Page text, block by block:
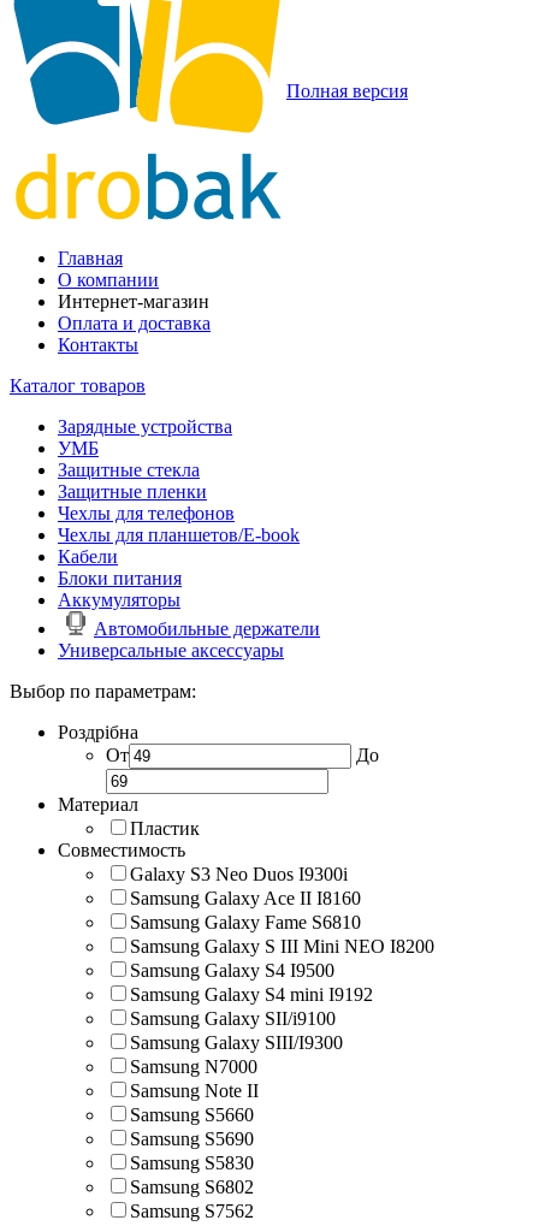
Полная версия
Главная
О компании
Интернет-магазин
Оплата и доставка
Контакты
Каталог товаров
Зарядные устройства
УМБ
Защитные стекла
Защитные пленки
Чехлы для телефонов
Чехлы для планшетов/E-book
Кабели
Блоки питания
Аккумуляторы
Автомобильные держатели
Универсальные аксессуары
Выбор по параметрам:
Роздрібна
От
До
Материал
Пластик
Совместимость
Galaxy S3 Neo Duos I9300i
Samsung Galaxy Ace II I8160
Samsung Galaxy Fame S6810
Samsung Galaxy S III Mini NEO I8200
Samsung Galaxy S4 I9500
Samsung Galaxy S4 mini I9192
Samsung Galaxy SII/i9100
Samsung Galaxy SIII/I9300
Samsung N7000
Samsung Note II
Samsung S5660
Samsung S5690
Samsung S5830
Samsung S6802
Samsung S7562